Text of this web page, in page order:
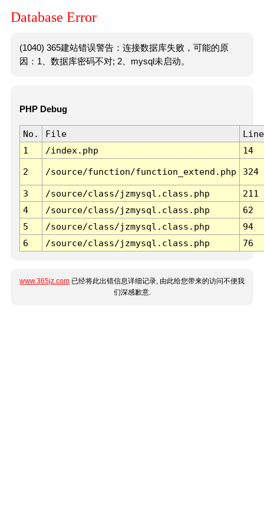
Database Error
(1040) 365建站错误警告：连接数据库失败，可能的原
因：1、数据库密码不对; 2、mysql未启动。
PHP Debug
No. File
Line
1
/index.php 14
2 /source/function/function_extend.php 324
3 /source/class/jzmysql.class.php
211
4
/source/class/jzmysql.class.php
62
5
/source/class/jzmysql.class.php
94
6
/source/class/jzmysql.class.php 76
www.365jz.com 已经将此出错信息详细记录, 由此给您带来的访问不便我
们深感歉意.